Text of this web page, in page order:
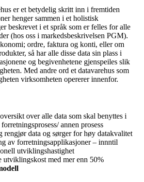
er et betydelig skritt inn i fremtiden
henger sammen i et holistisk
beskrevet i et språk som er felles for alle
(hos oss i markedsbeskrivelsen PGM).
ordre, faktura og konti, eller om
så har alle disse data sin plass i
og begivenhetene gjenspeiles slik
Med andre ord et datavarehus som
virksomheten opererer innenfor.
over alle data som skal benyttes i
annen prosess
rengjør data og sørger for høy datakvalitet
av forretningsapplikasjoner – innntil
utviklingshastighet
utviklingskost med mer enn 50%